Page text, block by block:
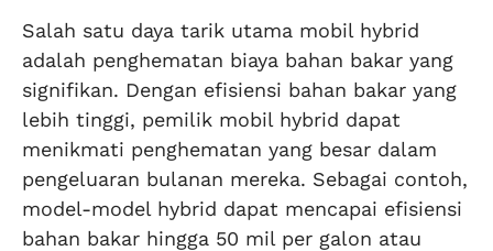
Salah satu daya tarik utama mobil hybrid
adalah penghematan biaya bahan bakar yang
signifikan. Dengan efisiensi bahan bakar yang
lebih tinggi, pemilik mobil hybrid dapat
menikmati penghematan yang besar dalam
pengeluaran bulanan mereka. Sebagai contoh,
model-model hybrid dapat mencapai efisiensi
bahan bakar hingga 50 mil per galon atau